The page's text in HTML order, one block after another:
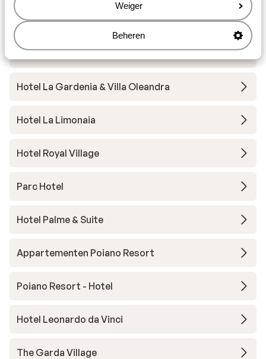
Weiger
Beheren
Residenza Eden
Belvedere Village
Hotel La Gardenia & Villa Oleandra
Hotel La Limonaia
Hotel Royal Village
Parc Hotel
Hotel Palme & Suite
Appartementen Poiano Resort
Poiano Resort - Hotel
Hotel Leonardo da Vinci
The Garda Village